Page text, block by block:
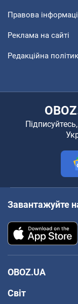
Правова
Реклама на сайті
Редакційна
Завантажуйте
OBOZ.UA
Світ